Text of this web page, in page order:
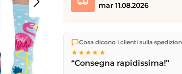
mar 11.08.2026
Spediamo direttamente dal
Consegna gratuita
a partire da
17 (lun–ven) spediti in giornata –
successivotramite Posta
Cosa dicono i clienti sulla
★★★★★
“Consegna rapidissima!”